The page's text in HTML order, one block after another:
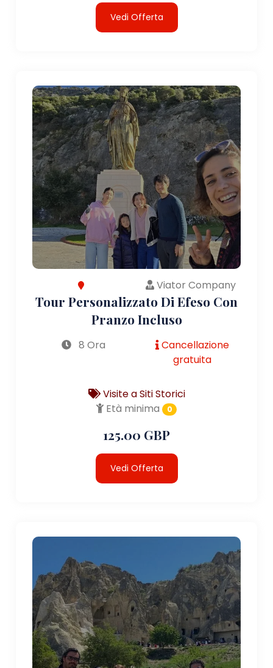
Vedi Offerta
Viator Company
Tour Personalizzato Di Efeso Con
Pranzo Incluso
8 Ora
Cancellazione
gratuita
Visite a Siti Storici
Età minima
0
125.00 GBP
Vedi Offerta